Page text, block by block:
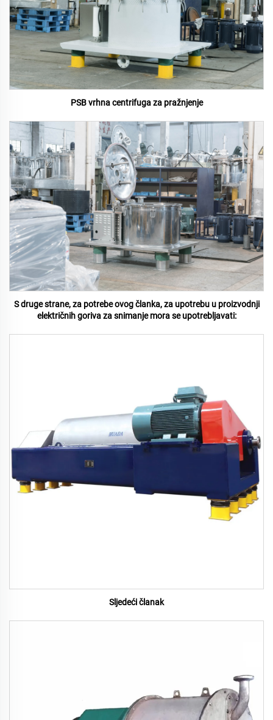
PSB vrhna centrifuga za pražnjenje
S druge strane, za potrebe ovog članka, za upotrebu u proizvodnji
električnih goriva za snimanje mora se upotrebljavati:
Sljedeći članak